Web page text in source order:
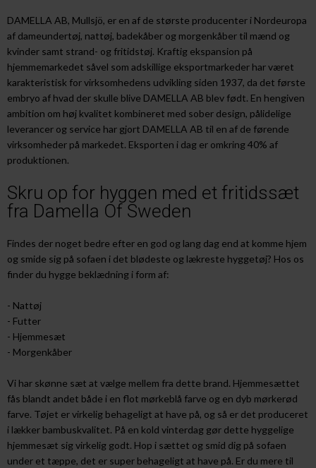
DAMELLA AB, Mullsjö, er en af de største producenter i Nordeuropa
af dameundertøj, nattøj, badekåber og morgenkåber til mænd og
kvinder samt strand- og fritidstøj. Kraftig ekspansion på
hjemmemarkedet såvel som adskillige eksportmarkeder har været
karakteristisk for virksomhedens udvikling siden 1937, da det første
embryo af hvad der skulle blive DAMELLA AB blev født. En hengiven
ambition om høj kvalitet kombineret med sober design, pålidelige
leverancer og service har gjort DAMELLA AB til en af de førende
virksomheder på markedet. Eksporten i dag er omkring 40% af
produktionen.
Skru op for hyggen med et fritidssæt
fra Damella Of Sweden
Findes der noget bedre efter en god og lang dag end at komme hjem
og smide sig på sofaen i det blødeste og lækreste hyggetøj? Hos os
finder du hygge beklædning i form af:
- Nattøj
- Futter
- Hjemmesæt
- Morgenkåber
Vi har skønne sæt at vælge mellem fra dette brand. Hjemmesættet
fås blandt andet både i en flot mørkeblå farve og en dyb mørkerød
farve. Tøjet er virkelig behageligt at have på, og så er det produceret
i lækker bambuskvalitet. På en kold vinterdag gør dette hyggelige
hjemmesæt sig virkelig godt. Hop i sættet og smid dig på sofaen
under et tæppe, det er super behageligt at have på. Er du mere til